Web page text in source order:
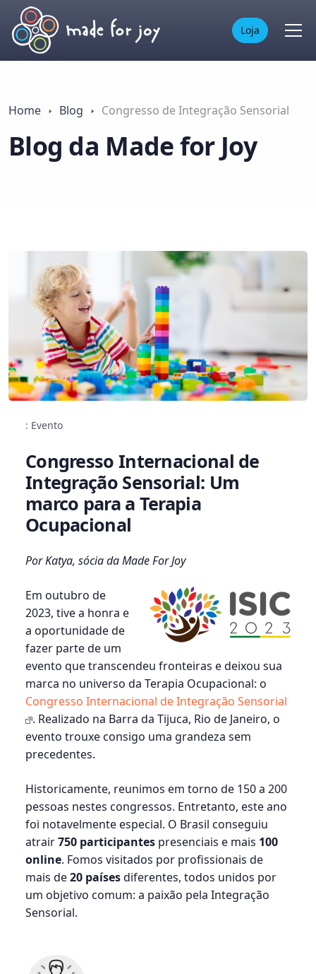
Loja
Home Blog Congresso de Integração Sensorial
Blog da Made for Joy
: Evento
Congresso Internacional de
Integração Sensorial: Um
marco para a Terapia
Ocupacional
Por Katya, sócia da Made For Joy
Em outubro de
2023, tive a honra e
a oportunidade de
fazer parte de um
evento que transcendeu fronteiras e deixou sua
marca no universo da Terapia Ocupacional: o
Congresso Internacional de Integração Sensorial
. Realizado na Barra da Tijuca, Rio de Janeiro, o
evento trouxe consigo uma grandeza sem
precedentes.
Historicamente, reunimos em torno de 150 a 200
pessoas nestes congressos. Entretanto, este ano
foi notavelmente especial. O Brasil conseguiu
atrair750 participantes presenciais e mais 100
online. Fomos visitados por profissionais de
mais de20 paísesdiferentes, todos unidos por
um objetivo comum: a paixão pela Integração
Sensorial.